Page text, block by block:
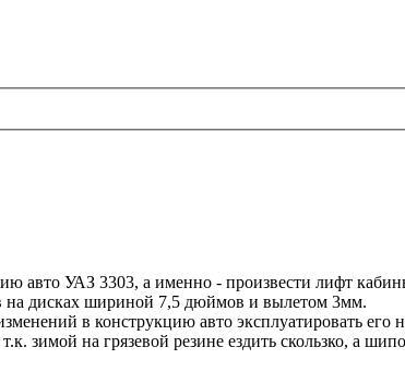
авто УАЗ 3303, а именно - произвести лифт
на дисках шириной 7,5 дюймов и вылетом 3мм.
в конструкцию авто эксплуатировать его
зимой на грязевой резине ездить скользко, а